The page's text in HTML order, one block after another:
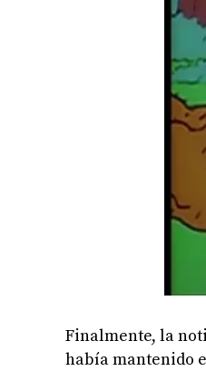
Finalmente, la
había mantenido